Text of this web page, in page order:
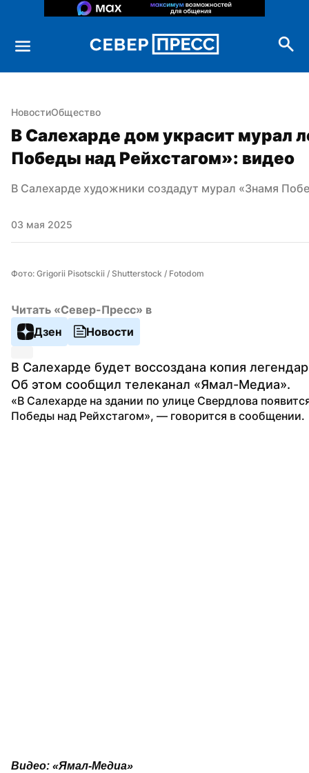
НовостиОбщество
В Салехарде дом украсит мурал
Победы над Рейхстагом»: видео
В Салехарде художники создадут мурал «Знамя
03 мая 2025
Фото: Grigorii Pisotsckii / Shutterstock / Fotodom
Читать «Север-Пресс» в
Дзен
Новости
В Салехарде будет воссоздана копия
Об этом сообщил телеканал «Ямал-Медиа».
«В Салехарде на здании по улице Свердлова
Победы над Рейхстагом», — говорится в сообщении.
Видео: «Ямал-Медиа»